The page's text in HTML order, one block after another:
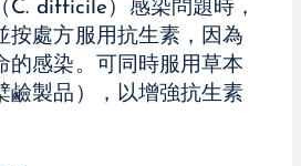
C. difficile）感染問題時，
按處方服用抗生素，因為
的感染。可同時服用草本
鹼製品），以增強抗生素